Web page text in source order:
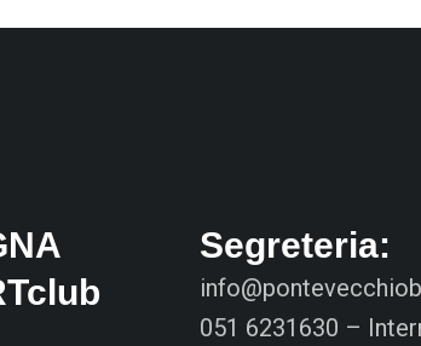
Segreteria:
051 6231630 –